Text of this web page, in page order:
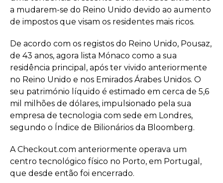
a mudarem-se do Reino Unido devido ao aumento
de impostos que visam os residentes mais ricos.
De acordo com os registos do Reino Unido, Pousaz,
de 43 anos, agora lista Mónaco como a sua
residência principal, após ter vivido anteriormente
no Reino Unido e nos Emirados Árabes Unidos. O
seu património líquido é estimado em cerca de 5,6
mil milhões de dólares, impulsionado pela sua
empresa de tecnologia com sede em Londres,
segundo o Índice de Bilionários da Bloomberg.
A Checkout.com anteriormente operava um
centro tecnológico físico no Porto, em Portugal,
que desde então foi encerrado.